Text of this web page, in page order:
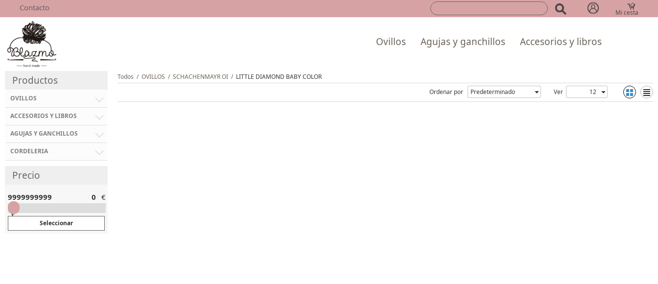
Contacto
Mi cesta
Ovillos Agujas y ganchillos Accesorios y libros
Productos
OVILLOS
ACCESORIOS Y LIBROS
AGUJAS Y GANCHILLOS
CORDELERIA
Precio
9999999999
€
0 €
Todos / OVILLOS / SCHACHENMAYR OI / LITTLE DIAMOND BABY COLOR
Ordenar por
Ver